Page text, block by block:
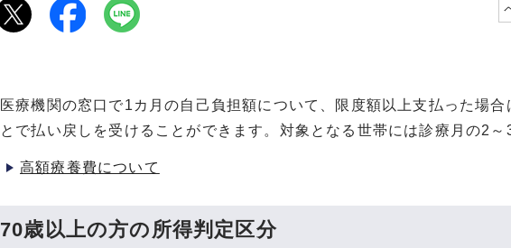
医療機関の窓口で1カ月の自己負担額について、限度額以上支払った場
とで払い戻しを受けることができます。対象となる世帯には診療月の2～
高額療養費について
70歳以上の方の所得判定区分